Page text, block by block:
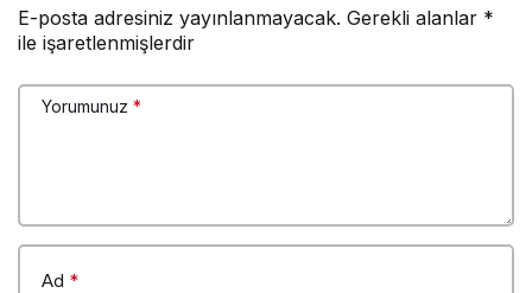
E-posta adresiniz yayınlanmayacak. Gerekli alanlar *
ile işaretlenmişlerdir
Yorumunuz *
Ad *